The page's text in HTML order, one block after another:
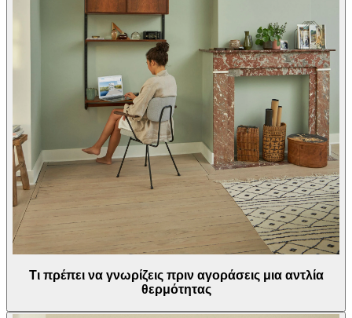
Τι πρέπει να γνωρίζεις πριν αγοράσεις μια αντλία
θερμότητας